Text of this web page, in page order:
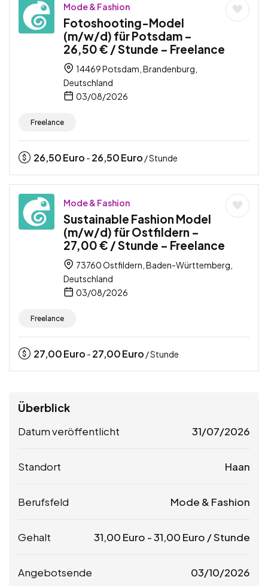
Mode & Fashion
Fotoshooting-Model
(m/w/d) für Potsdam –
26,50 € / Stunde – Freelance
14469 Potsdam, Brandenburg,
Deutschland
03/08/2026
Freelance
26,50Euro - 26,50Euro / Stunde
Mode & Fashion
Sustainable Fashion Model
(m/w/d) für Ostfildern –
27,00 € / Stunde – Freelance
73760 Ostfildern, Baden-Württemberg,
Deutschland
03/08/2026
Freelance
27,00Euro - 27,00Euro / Stunde
Überblick
Datum veröffentlicht 31/07/2026
Standort Haan
Berufsfeld Mode & Fashion
Gehalt 31,00 Euro -31,00 Euro / Stunde
Angebotsende 03/10/2026